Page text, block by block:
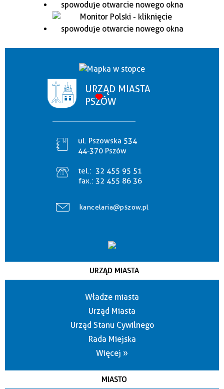
URZĄD MIASTA
PSZÓW
ul. Pszowska 534
44-370 Pszów
tel.: 32 455 95 51
fax.: 32 455 86 36
kancelaria@pszow.pl
URZĄD MIASTA
Władze miasta
Urząd Miasta
Urząd Stanu Cywilnego
Rada Miejska
Więcej »
MIASTO